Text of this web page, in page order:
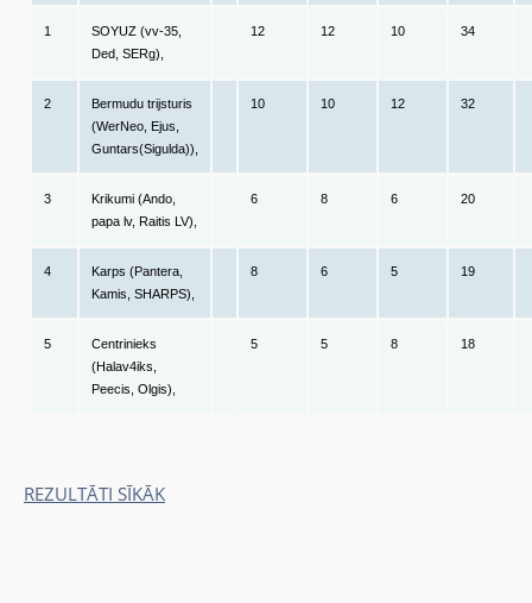
1
SOYUZ (vv-35,
Ded, SERg),
12 12 10 34
2
Bermudu trijsturis
(WerNeo, Ejus,
Guntars(Sigulda)),
10 10 12 32
3
Krikumi (Ando,
papa lv, Raitis LV),
6 8 6 20
4
Karps (Pantera,
Kamis, SHARPS),
8 6 5 19
5
Centrinieks
(Halav4iks,
Peecis, Olgis),
5 5 8 18
REZULTĀTI SĪKĀK